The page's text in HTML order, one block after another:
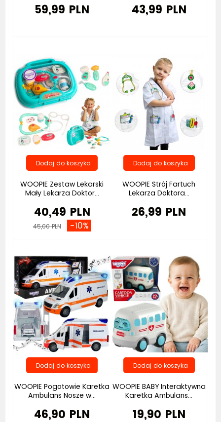
59,99 PLN 43,99 PLN
WOOPIE Zestaw Lekarski
Mały Lekarza Doktor...
40,49 PLN
45,00 PLN -10%
WOOPIE Strój Fartuch
Lekarza Doktora...
26,99 PLN
WOOPIE Pogotowie Karetka
Ambulans Nosze w...
46,90 PLN
WOOPIE BABY Interaktywna
Karetka Ambulans...
19,90 PLN